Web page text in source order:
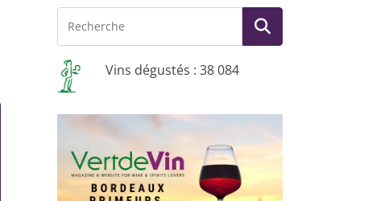
Vins dégustés : 38 084